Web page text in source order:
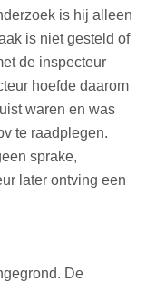
is hij alleen
is niet gesteld of
de inspecteur
hoefde daarom
waren en was
te raadplegen.
sprake,
later ontving een
De